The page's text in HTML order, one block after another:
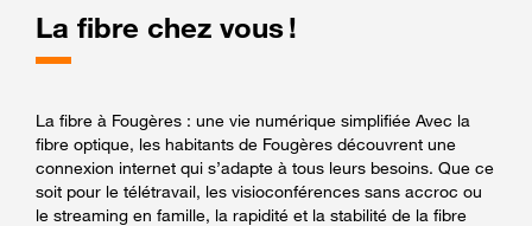
La fibre chez vous !
La fibre à Fougères : une vie numérique simplifiée Avec la
fibre optique, les habitants de Fougères découvrent une
connexion internet qui s’adapte à tous leurs besoins. Que ce
soit pour le télétravail, les visioconférences sans accroc ou
le streaming en famille, la rapidité et la stabilité de la fibre